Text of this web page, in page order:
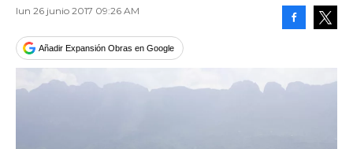
lun 26 junio 2017 09:26 AM
Añadir Expansión Obras en Google